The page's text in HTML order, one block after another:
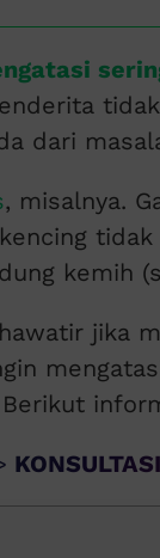
dari
, misalnya.
kemih
jika